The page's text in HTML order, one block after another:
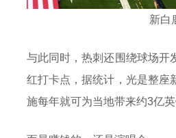
新白
与此同时，热刺还围绕球场开
红打卡点，据统计，光是整座
施每年就可为当地带来约3亿英